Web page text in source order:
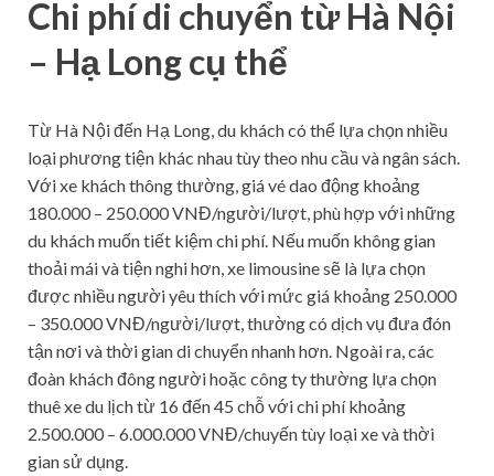
Chi phí di chuyển từ Hà Nội
– Hạ Long cụ thể
Từ Hà Nội đến Hạ Long, du khách có thể lựa chọn nhiều
loại phương tiện khác nhau tùy theo nhu cầu và ngân sách.
Với xe khách thông thường, giá vé dao động khoảng
180.000 – 250.000 VNĐ/người/lượt, phù hợp với những
du khách muốn tiết kiệm chi phí. Nếu muốn không gian
thoải mái và tiện nghi hơn, xe limousine sẽ là lựa chọn
được nhiều người yêu thích với mức giá khoảng 250.000
– 350.000 VNĐ/người/lượt, thường có dịch vụ đưa đón
tận nơi và thời gian di chuyển nhanh hơn. Ngoài ra, các
đoàn khách đông người hoặc công ty thường lựa chọn
thuê xe du lịch từ 16 đến 45 chỗ với chi phí khoảng
2.500.000 – 6.000.000 VNĐ/chuyến tùy loại xe và thời
gian sử dụng.